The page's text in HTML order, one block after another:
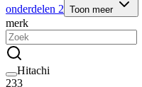
onderdelen 2 Toon meer
merk
Hitachi
233